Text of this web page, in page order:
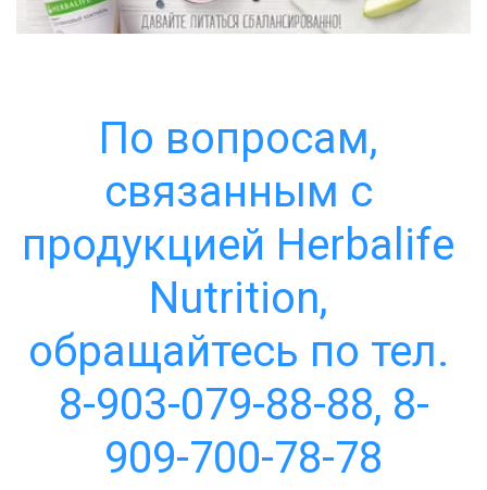
По вопросам,
связанным с
продукцией Herbalife
Nutrition,
обращайтесь по тел.
8-903-079-88-88, 8-
909-700-78-78